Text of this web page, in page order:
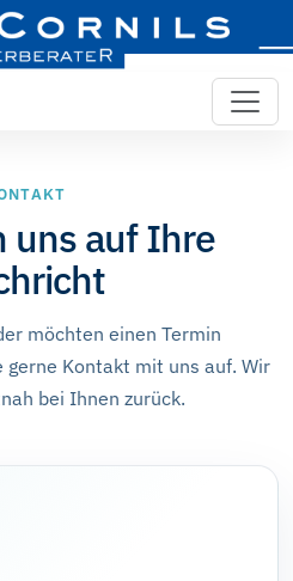
uns auf Ihre
möchten einen Termin
gerne Kontakt mit uns auf. Wir
bei Ihnen zurück.